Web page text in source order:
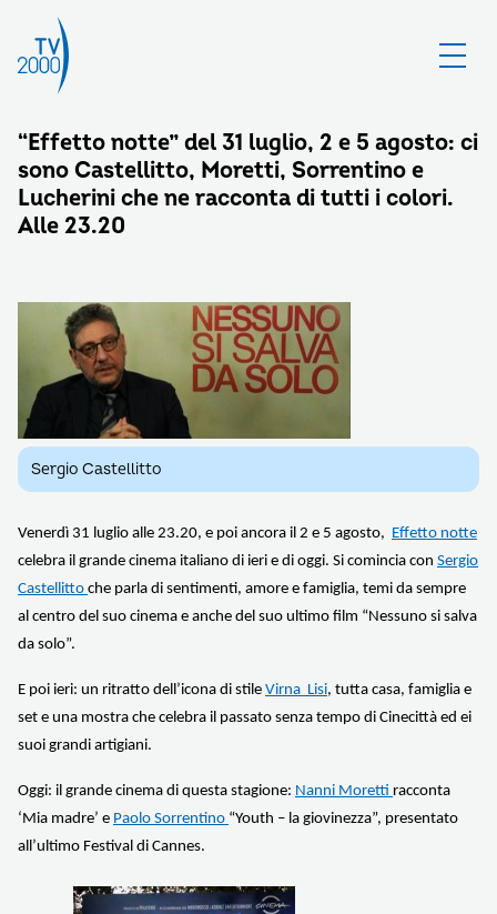
“Effetto notte” del 31 luglio, 2 e 5 agosto: ci
sono Castellitto, Moretti, Sorrentino e
Lucherini che ne racconta di tutti i colori.
Alle 23.20
Sergio Castellitto
Venerdì 31 luglio alle 23.20, e poi ancora il 2 e 5 agosto, Effetto notte
celebra il grande cinema italiano di ieri e di oggi. Si comincia con Sergio
Castellitto che parla di sentimenti, amore e famiglia, temi da sempre
al centro del suo cinema e anche del suo ultimo film “Nessuno si salva
da solo”.
E poi ieri: un ritratto dell’icona di stile Virna Lisi, tutta casa, famiglia e
set e una mostra che celebra il passato senza tempo di Cinecittà ed ei
suoi grandi artigiani.
Oggi: il grande cinema di questa stagione: Nanni Moretti racconta
‘Mia madre’ e Paolo Sorrentino “Youth – la giovinezza”, presentato
all’ultimo Festival di Cannes.